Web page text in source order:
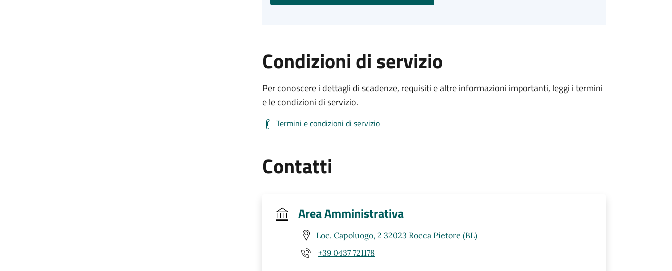
Condizioni di servizio
Per conoscere i dettagli di scadenze, requisiti e altre informazioni importanti, leggi i termini
e le condizioni di servizio.
Termini e condizioni di servizio
Contatti
Area Amministrativa
Loc. Capoluogo, 2 32023 Rocca Pietore (BL)
+39 0437 721178